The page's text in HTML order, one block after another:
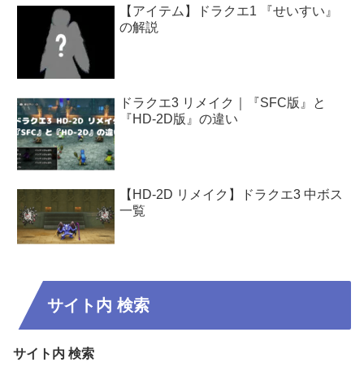
【アイテム】ドラクエ1 『せいすい』
の解説
ドラクエ3 リメイク｜『SFC版』と
『HD-2D版』の違い
【HD-2D リメイク】ドラクエ3 中ボス
一覧
サイト内 検索
サイト内 検索